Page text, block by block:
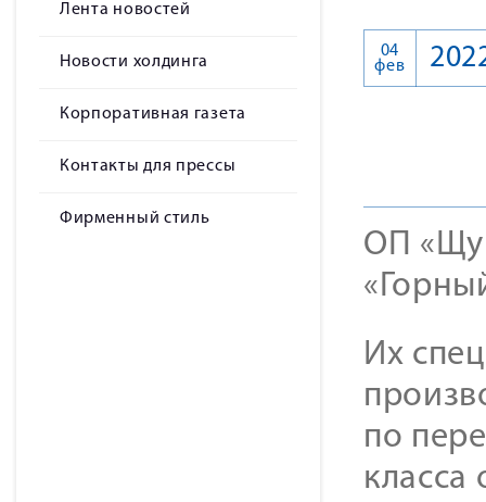
Лента новостей
Новости холдинга
Корпоративная газета
Контакты для прессы
Фирменный стиль
04
фев
ОП
Их
по
класса